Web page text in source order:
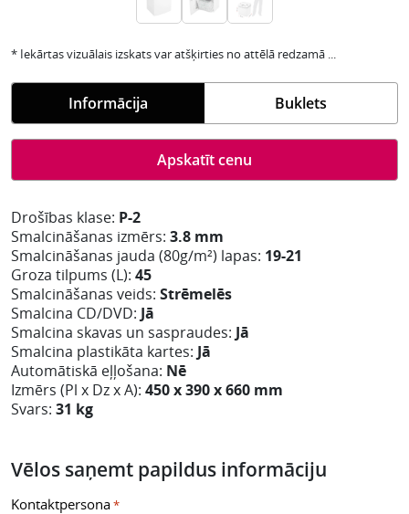
* Iekārtas vizuālais izskats var atšķirties no attēlā redzamā ...
Informācija Buklets
Apskatīt cenu
Drošības klase: P-2
Smalcināšanas izmērs: 3.8 mm
Smalcināšanas jauda (80g/m²) lapas: 19-21
Groza tilpums (L): 45
Smalcināšanas veids: Strēmelēs
Smalcina CD/DVD: Jā
Smalcina skavas un saspraudes: Jā
Smalcina plastikāta kartes: Jā
Automātiskā eļļošana: Nē
Izmērs (Pl x Dz x A): 450 x 390 x 660 mm
Svars: 31 kg
Vēlos saņemt papildus informāciju
Kontaktpersona*